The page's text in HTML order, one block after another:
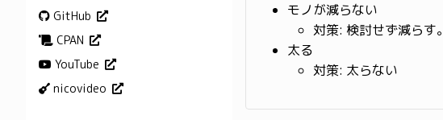
GitHub
CPAN
YouTube
nicovideo
モノが減らない
対策: 検討せず減らす
太る
対策: 太らない